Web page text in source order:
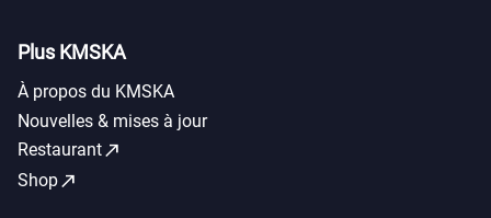
Plus KMSKA
À propos du KMSKA
Nouvelles & mises à jour
Restaurantcall_made
Shopcall_made